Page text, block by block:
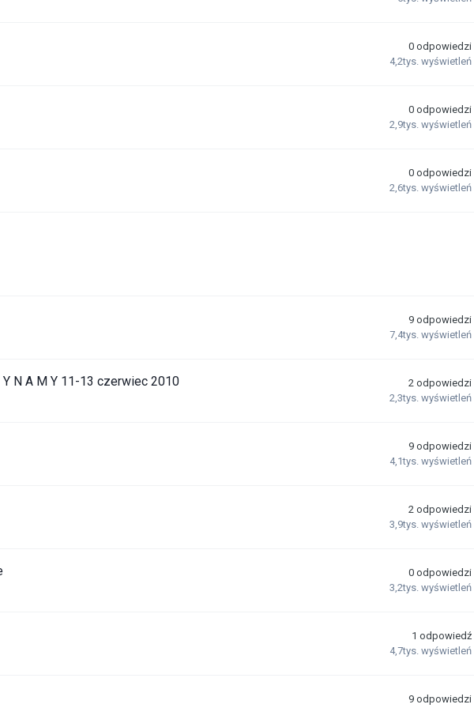
0 odpowiedzi
4,2tys. wyświetleń
0 odpowiedzi
2,9tys. wyświetleń
0 odpowiedzi
2,6tys. wyświetleń
9 odpowiedzi
7,4tys. wyświetleń
N A M Y 11-13 czerwiec 2010 2 odpowiedzi
2,3tys. wyświetleń
9 odpowiedzi
4,1tys. wyświetleń
2 odpowiedzi
3,9tys. wyświetleń
0 odpowiedzi
3,2tys. wyświetleń
1 odpowiedź
4,7tys. wyświetleń
9 odpowiedzi